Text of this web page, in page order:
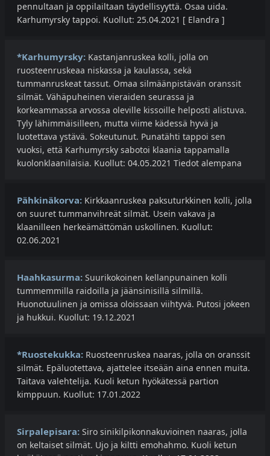
pennultaan ja oppilailtaan täydellisyyttä. Osaa uida.
Karhumyrsky tappoi. Kuollut: 25.04.2021 [ Elandra ]
*Karhumyrsky: Kastanjanruskea kolli, jolla on
ruosteenruskeaa niskassa ja kaulassa, sekä
tummanruskeat tassut. Omaa silmäänpistävän oranssit
silmät. Vähäpuheinen vieraiden seurassa ja
korkeammassa arvossa oleville kissoille helposti alistuva.
Tyly lähimmäisilleen, mutta viime kädessä hyvä ja
luotettava ystävä. Sokeutunut. Punatähti tappoi sen
vuoksi, että Karhumyrsky sabotoi klaania tappamalla
kuolonklaanilaisia. Kuollut: 04.05.2021 Tiedot alempana
Pähkinäkorva: Kirkkaanruskea paksuturkkinen kolli, jolla
on suuret tummanvihreät silmät. Usein vakava ja
klaanilleen herkeämättömän uskollinen. Kuollut:
02.06.2021
Haahkasurma: Suurikokoinen kellanpunainen kolli
tummemmilla raidoilla ja jäänsinisillä silmillä.
Huonotuulinen ja omissa oloissaan viihtyvä. Putosi jokeen
ja hukkui. Kuollut: 19.12.2021
*Ruostekukka: Ruosteenruskea naaras, jolla on oranssit
silmät. Epäluotettava, ajattelee itseään aina ennen muita.
Taitava valehtelija. Kuoli ketun hyökätessä partion
kimppuun. Kuollut: 17.01.2022
Sirpalepisara: Siro sinikilpikonnakuvioinen naaras, jolla
on keltaiset silmät. Ujo ja kiltti emohahmo. Kuoli ketun